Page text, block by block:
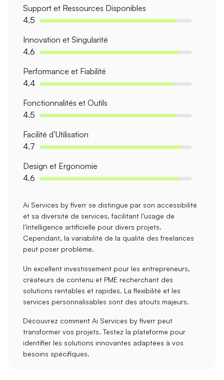
Support et Ressources Disponibles
4.5
Innovation et Singularité
4.6
Performance et Fiabilité
4.4
Fonctionnalités et Outils
4.5
Facilité d’Utilisation
4.7
Design et Ergonomie
4.6
Ai Services by fiverr se distingue par son accessibilité
et sa diversité de services, facilitant l’usage de
l’intelligence artificielle pour divers projets.
Cependant, lavariabilité de la qualité des freelances
peut poser problème.
Un excellent investissement pour les entrepreneurs,
créateurs de contenu et PME recherchant des
solutions rentables et rapides. La flexibilité et les
services personnalisables sont des atouts majeurs.
Découvrez comment Ai Services by fiverr peut
transformer vos projets. Testez la plateforme pour
identifier les solutions innovantes adaptées à vos
besoins spécifiques.